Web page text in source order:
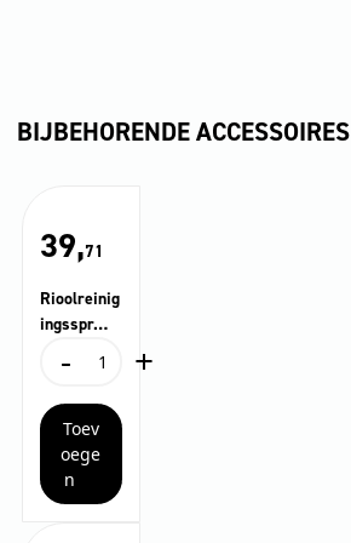
BIJBEHORENDE ACCESSOIRES
39,71
Rioolreinig
ingsspr…
-
Rioolreinigingsspr...
+
Toev
oege
n